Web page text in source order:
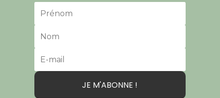
JE M'ABONNE !